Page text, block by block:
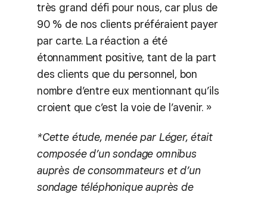
très grand défi pour nous, car plus de
90 % de nos clients préféraient payer
par carte. La réaction a été
étonnamment positive, tant de la part
des clients que du personnel, bon
nombre d’entre eux mentionnant qu’ils
croient que c’est la voie de l’avenir. »
*Cette étude, menée par Léger, était
composée d’un sondage omnibus
auprès de consommateurs et d’un
sondage téléphonique auprès de